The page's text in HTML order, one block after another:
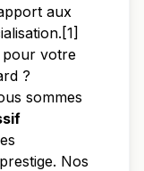
aux
pour votre
?
sommes
Nos